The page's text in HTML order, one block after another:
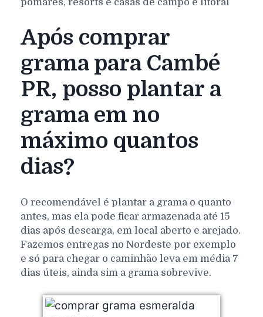
Após comprar
grama para Cambé
PR, posso plantar a
grama em no
máximo quantos
dias?
O recomendável é plantar a grama o quanto
antes, mas ela pode ficar armazenada até 15
dias após descarga, em local aberto e arejado.
Fazemos entregas no Nordeste por exemplo
e só para chegar o caminhão leva em média 7
dias úteis, ainda sim a grama sobrevive.